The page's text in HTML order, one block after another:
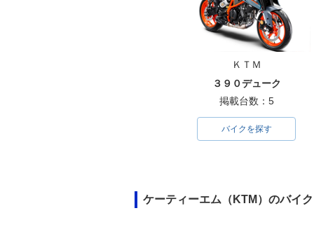
ＫＴＭ
３９０デューク
掲載台数：5
バイクを探す
ケーティーエム（KTM）のバイ